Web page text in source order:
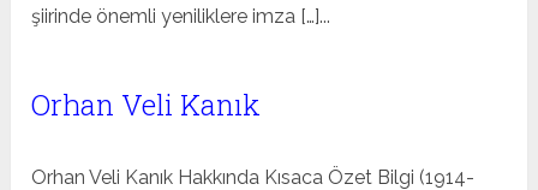
şiirinde önemli yeniliklere imza […]...
Orhan Veli Kanık
Orhan Veli Kanık Hakkında Kısaca Özet Bilgi (1914-